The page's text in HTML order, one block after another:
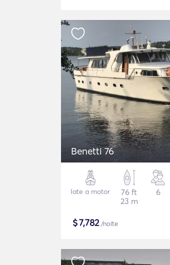
Benetti 76
Iate a motor
76 ft
23 m
6
$7,782/noite